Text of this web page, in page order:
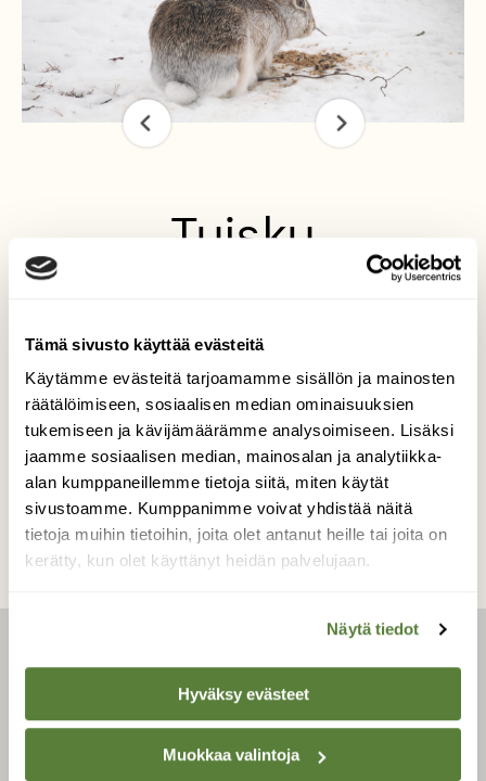
Tämä sivusto käyttää evästeitä
Käytämme evästeitä tarjoamamme sisällön ja mainosten
räätälöimiseen, sosiaalisen median ominaisuuksien
tukemiseen ja kävijämäärämme analysoimiseen. Lisäksi
jaamme sosiaalisen median, mainosalan ja analytiikka-
alan kumppaneillemme tietoja siitä, miten käytät
sivustoamme. Kumppanimme voivat yhdistää näitä
tietoja muihin tietoihin, joita olet antanut heille tai joita on
kerätty, kun olet käyttänyt heidän palvelujaan.
Näytä tiedot
Hyväksy evästeet
Muokkaa valintoja
Tuisku
Kostuneet siemenet lintulaudalla ei enää
Iisalmi 15.3.2025
Kuvaaja: Kaarlo Asikainen
Kilpailun etusivulle
LEHTI
Uusin lehti
Tilaa Suomen Luonto